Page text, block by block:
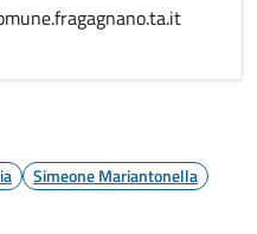
Simeone Mariantonella